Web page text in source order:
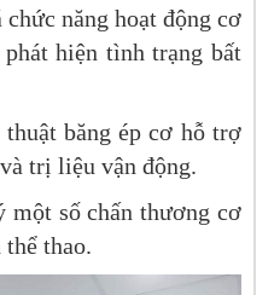
năng hoạt động cơ
hiện tình trạng bất
băng ép cơ hỗ trợ
trị liệu vận động.
một số chấn thương cơ
thao.